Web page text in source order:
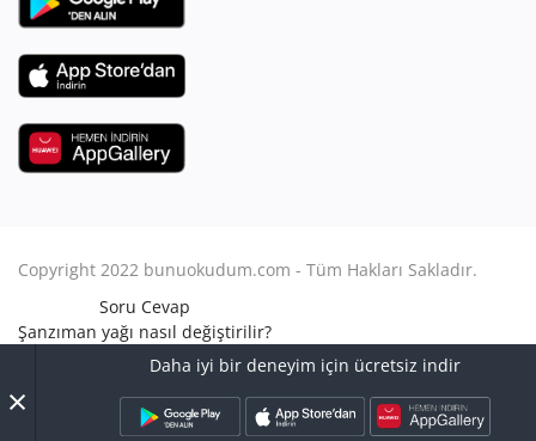
Daha iyi bir deneyim için ücretsiz indir
×
Copyright 2022 bunuokudum.com - Tüm Hakları Sakladır.
Soru Cevap
Şanzıman yağı nasıl değiştirilir?
Aile Hukuku
Avukat Nasıl Olunur?
Turbo arızası nasıl anlaşılır?